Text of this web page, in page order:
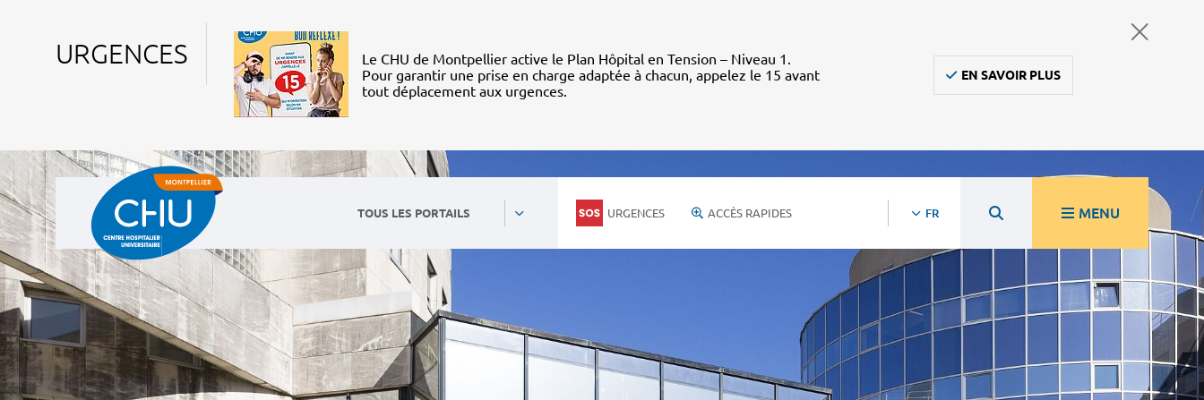
URGENCES
Le CHU de Montpellier active le Plan Hôpital en Tension – Niveau 1.
Pour garantir une prise en charge adaptée à chacun, appelez le 15 avant
tout déplacement aux urgences.
EN SAVOIR PLUS
TOUS LES PORTAILS URGENCES ACCÈS RAPIDES FR MENU